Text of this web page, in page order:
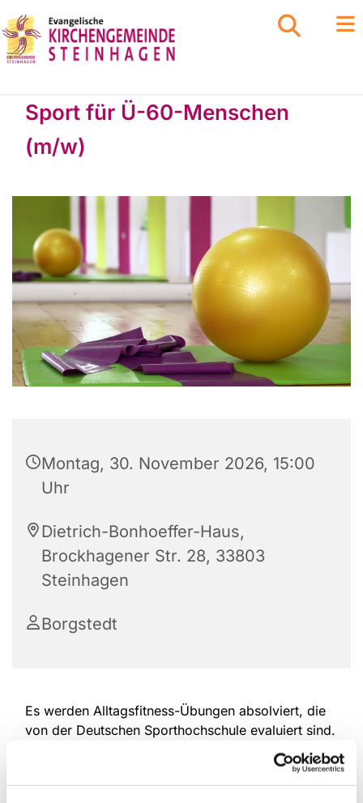
Sport für Ü-60-Menschen
(m/w)
Montag, 30. November 2026, 15:00
Uhr
Dietrich-Bonhoeffer-Haus,
Brockhagener Str. 28, 33803
Steinhagen
Borgstedt
Es werden Alltagsfitness-Übungen absolviert, die
von der Deutschen Sporthochschule evaluiert sind.
Oder Übungen in angenäherter Form aus dem
Programm "Fit für 100", welche in der Grundform
auch durch die Deutsche Sporthochschule